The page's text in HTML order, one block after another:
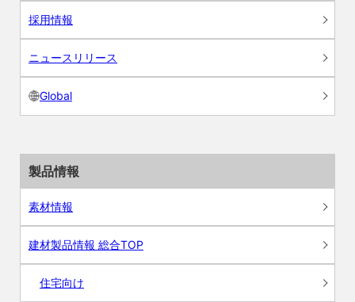
採用情報
ニュースリリース
Global
製品情報
素材情報
建材製品情報 総合TOP
住宅向け